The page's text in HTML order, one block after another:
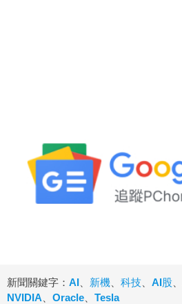
新聞關鍵字： AI 新機 科技 AI股
NVIDIA
Oracle Tesla